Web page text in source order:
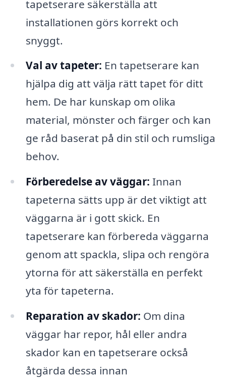
tapetserare säkerställa att
installationen görs korrekt och
snyggt.
Val av tapeter: En tapetserare kan
hjälpa dig att välja rätt tapet för ditt
hem. De har kunskap om olika
material, mönster och färger och kan
ge råd baserat på din stil och rumsliga
behov.
Förberedelse av väggar: Innan
tapeterna sätts upp är det viktigt att
väggarna är i gott skick. En
tapetserare kan förbereda väggarna
genom att spackla, slipa och rengöra
ytorna för att säkerställa en perfekt
yta för tapeterna.
Reparation av skador: Om dina
väggar har repor, hål eller andra
skador kan en tapetserare också
åtgärda dessa innan